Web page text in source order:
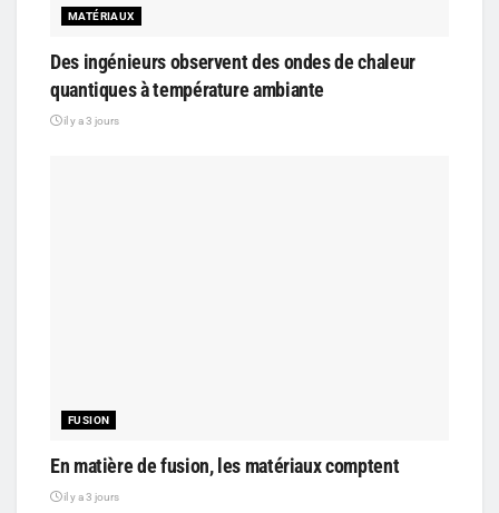
MATÉRIAUX
Des ingénieurs observent des ondes de chaleur
quantiques à température ambiante
il y a 3 jours
FUSION
En matière de fusion, les matériaux comptent
il y a 3 jours